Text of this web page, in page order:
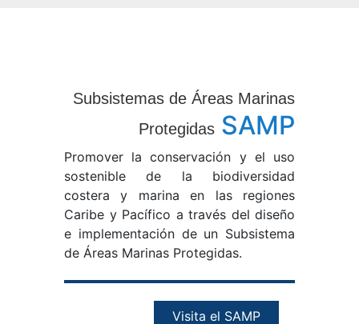
Subsistemas de Áreas Marinas
Protegidas SAMP
Promover la conservación y el uso
sostenible de la biodiversidad
costera y marina en las regiones
Caribe y Pacífico a través del diseño
e implementación de un Subsistema
de Áreas Marinas Protegidas.
Visita el SAMP